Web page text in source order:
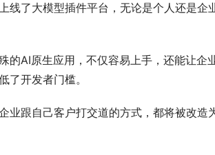
线了大模型插件平台，无论是个人还是
的AI原生应用，不仅容易上手，还能让
了开发者门槛。
业跟自己客户打交道的方式，都将被改